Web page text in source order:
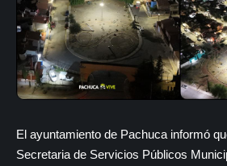
El ayuntamiento de Pachuca informó
Secretaria de Servicios Públicos